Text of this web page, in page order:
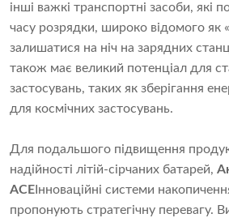
інші важкі транспортні засоби, які
часу розрядки, широко відомого як
залишатися на ніч на зарядних
також має великий потенціал для
застосувань, таких як зберігання
для космічних застосувань.
Для подальшого підвищення
надійності літій-сірчаних батарей,
ACE Інноваційні системи
пропонують стратегічну перевагу.